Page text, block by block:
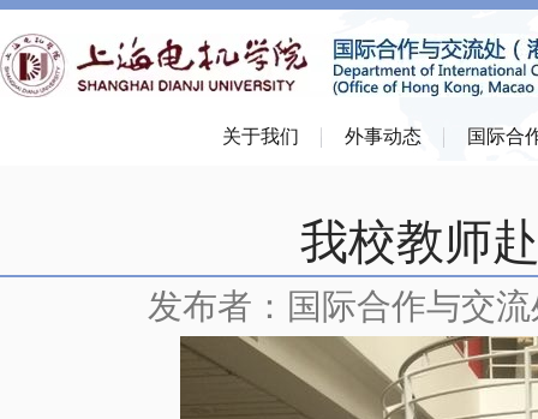
关于我们 外事动态 国际合
我校教师
发布者：国际合作与交